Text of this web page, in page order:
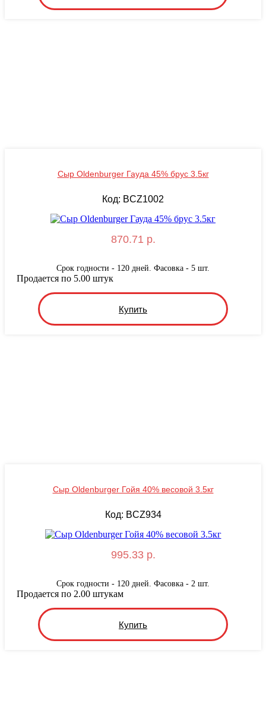
Сыр Oldenburger Гауда 45% брус 3.5кг
Код: BCZ1002
870.71 р.
Срок годности - 120 дней. Фасовка - 5 шт.
Купить
Продается по 5.00 штук
Сыр Oldenburger Гойя 40% весовой 3.5кг
Код: BCZ934
995.33 р.
Срок годности - 120 дней. Фасовка - 2 шт.
Купить
Продается по 2.00 штукам